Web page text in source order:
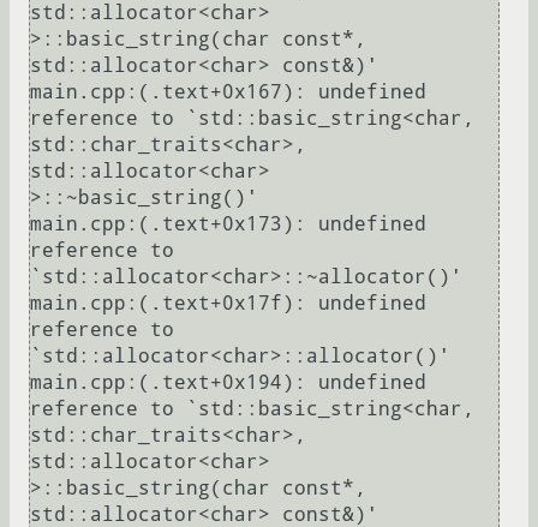
std::allocator<char>
>::basic_string(char const*,
std::allocator<char> const&)'
main.cpp:(.text+0x167): undefined
reference to `std::basic_string<char,
std::char_traits<char>,
std::allocator<char>
>::~basic_string()'
main.cpp:(.text+0x173): undefined
reference to
`std::allocator<char>::~allocator()'
main.cpp:(.text+0x17f): undefined
reference to
`std::allocator<char>::allocator()'
main.cpp:(.text+0x194): undefined
reference to `std::basic_string<char,
std::char_traits<char>,
std::allocator<char>
>::basic_string(char const*,
std::allocator<char> const&)'